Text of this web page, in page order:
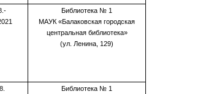
Библиотека № 1
МАУК «Балаковская городская
центральная библиотека»
(ул. Ленина, 129)
Библиотека № 1